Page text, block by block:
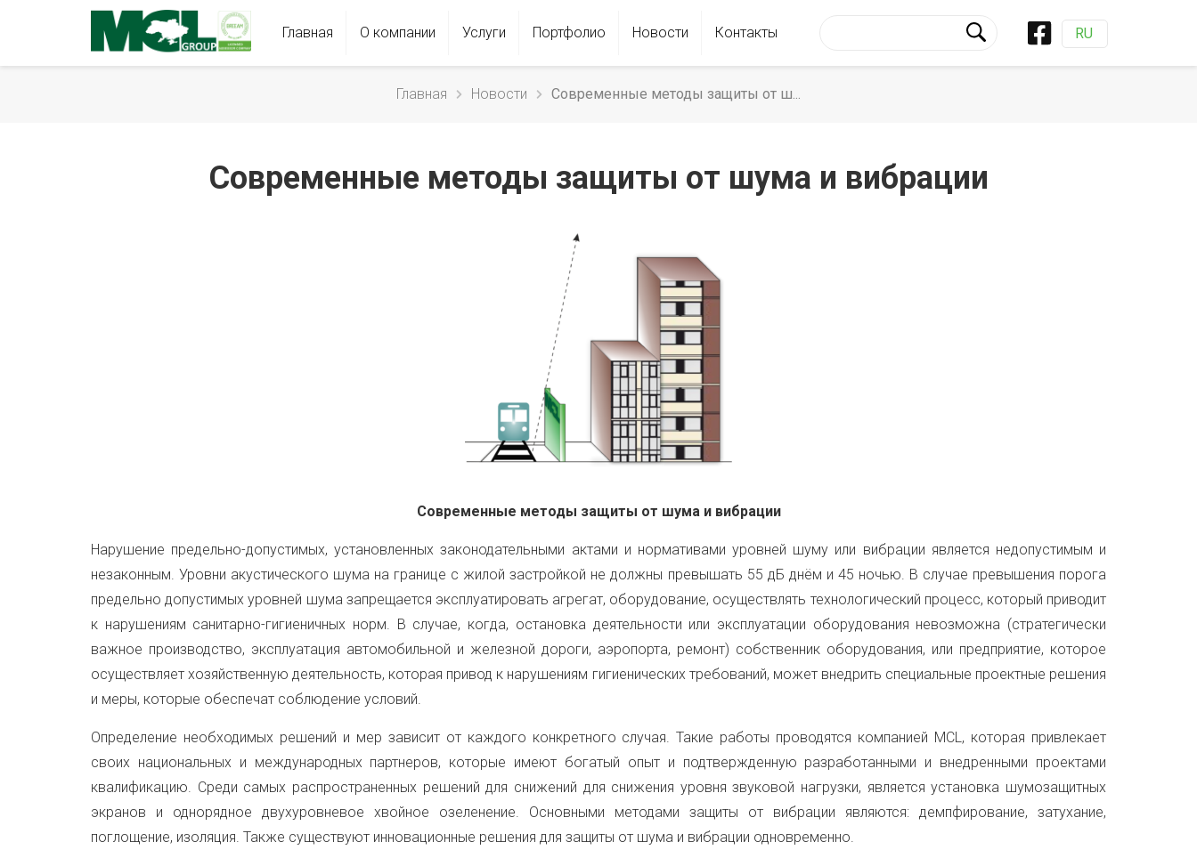
Главная О компании Услуги Портфолио Новости Контакты RU
Главная Новости Современные методы защиты от ш...
Современные методы защиты от шума и вибрации
Современные методы защиты от шума и вибрации
Нарушение предельно-допустимых, установленных законодательными актами и нормативами уровней шуму или вибрации является недопустимым и
незаконным. Уровни акустического шума на границе с жилой застройкой не должны превышать 55 дБ днём и 45 ночью. В случае превышения порога
предельно допустимых уровней шума запрещается эксплуатировать агрегат, оборудование, осуществлять технологический процесс, который приводит
к нарушениям санитарно-гигиеничных норм. В случае, когда, остановка деятельности или эксплуатации оборудования невозможна (стратегически
важное производство, эксплуатация автомобильной и железной дороги, аэропорта, ремонт) собственник оборудования, или предприятие, которое
осуществляет хозяйственную деятельность, которая привод к нарушениям гигиенических требований, может внедрить специальные проектные решения
и меры, которые обеспечат соблюдение условий.
Определение необходимых решений и мер зависит от каждого конкретного случая. Такие работы проводятся компанией MCL, которая привлекает
своих национальных и международных партнеров, которые имеют богатый опыт и подтвержденную разработанными и внедренными проектами
квалификацию. Среди самых распространенных решений для снижений для снижения уровня звуковой нагрузки, является установка шумозащитных
экранов и однорядное двухуровневое хвойное озеленение. Основными методами защиты от вибрации являются: демпфирование, затухание,
поглощение, изоляция. Также существуют инновационные решения для защиты от шума и вибрации одновременно.